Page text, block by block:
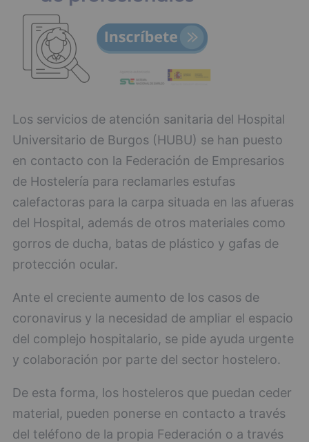
Los servicios de atención sanitaria del Hospital
Universitario de Burgos (HUBU) se han puesto
en contacto con la Federación de Empresarios
de Hostelería para reclamarles estufas
calefactoras para la carpa situada en las afueras
del Hospital, además de otros materiales como
gorros de ducha, batas de plástico y gafas de
protección ocular.
Ante el creciente aumento de los casos de
coronavirus y la necesidad de ampliar el espacio
del complejo hospitalario, se pide ayuda urgente
y colaboración por parte del sector hostelero.
De esta forma, los hosteleros que puedan ceder
material, pueden ponerse en contacto a través
del teléfono de la propia Federación o a través